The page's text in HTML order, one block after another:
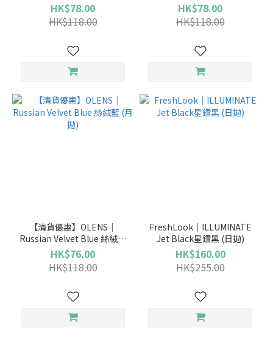
HK$78.00
HK$118.00
HK$78.00
HK$118.00
【清貨優惠】OLENS｜
Russian Velvet Blue 絲絨藍
(月拋)
HK$76.00
HK$118.00
FreshLook｜ILLUMINATE
Jet Black星鑽黑 (日拋)
HK$160.00
HK$255.00